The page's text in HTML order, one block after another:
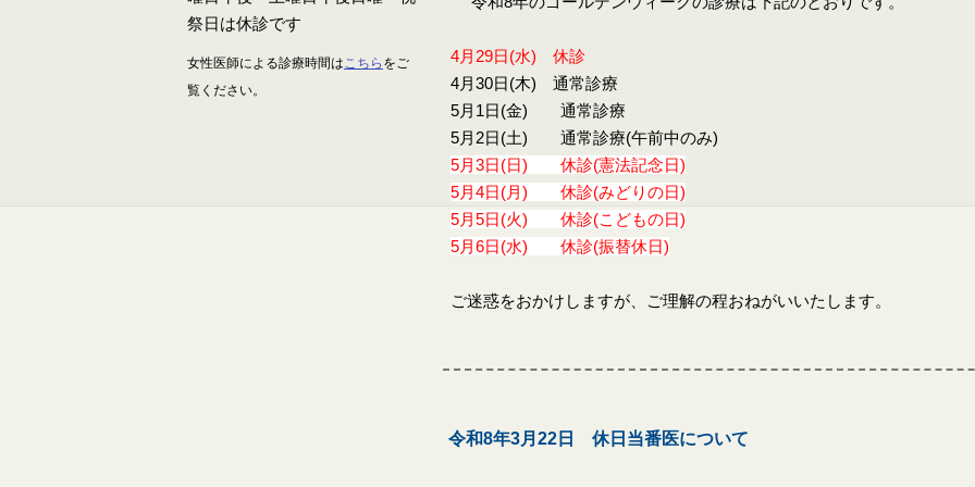
女性医師による診療時間はこちら をご
覧ください。
4月29日(水) 休診
4月30日(木) 通常診療
5月1日(金) 通常診療
5月2日(土) 通常診療(午前中のみ)
5月3日(日) 休診(憲法記念日)
5月4日(月) 休診(みどりの日)
5月5日(火) 休診(こどもの日)
5月6日(水) 休診(振替休日)
ご迷惑をおかけしますが、ご理解の程おねがいいたします。
令和8年3月22日 休日当番医について